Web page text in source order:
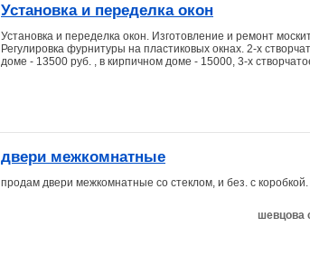
Установка и переделка окон
Установка и переделка окон. Изготовление и ремонт
Регулировка фурнитуры на пластиковых окнах. 2-х
доме - 13500 руб. , в кирпичном доме - 15000, 3-х
двери межкомнатные
продам двери межкомнатные со стеклом, и без. с коробкой.
шевцова